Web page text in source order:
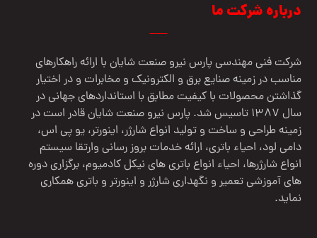
درباره شرکت ما
شرکت فنی مهندسي پارس نيرو صنعت شایان با ارائه راهکارهای
مناسب در زمینه صنایع برق و الکترونیک و مخابرات و در اختیار
گذاشتن محصولات با کیفیت مطابق با استانداردهای جهانی در
سال 1387 تاسیس شد. پارس نیرو صنعت شایان قادر است در
زمینه طراحی و ساخت و تولید انواع شارژر، اینورتر، یو پی اس،
دامی لود، احیاء باتری، ارائه خدمات بروز رسانی وارتقا سیستم
انواع شارژرها، احیاء انواع باتری های نیکل کادمیوم، برگزاری دوره
های آموزشی تعمیر و نگهداری شارژر و اینورتر و باتری همکاری
نماید.